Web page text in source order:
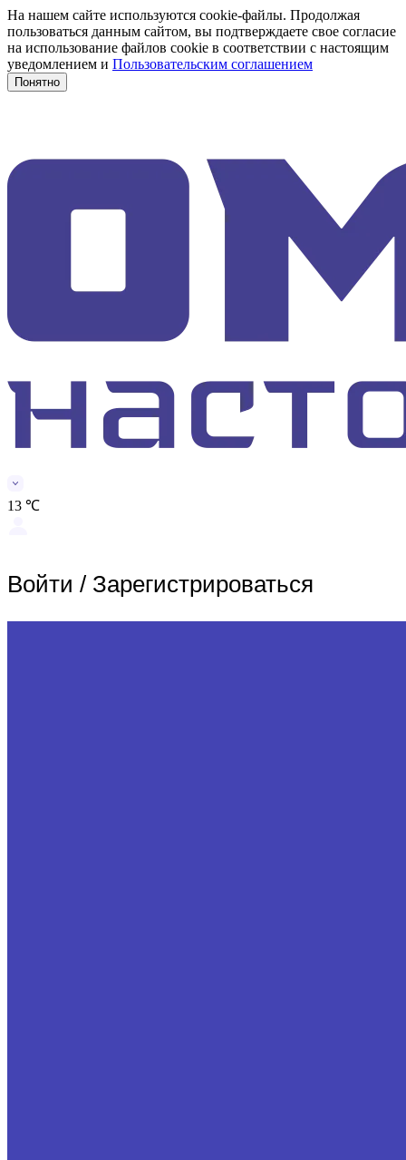
На нашем сайте используются cookie-файлы. Продолжая
пользоваться данным сайтом, вы подтверждаете свое согласие
на использование файлов cookie в соответствии с настоящим
уведомлением и Пользовательским соглашением
Понятно
13 ℃
Войти / Зарегистрироваться